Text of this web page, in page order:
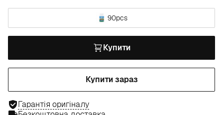
90pcs
Купити
Купити зараз
Гарантія оригіналу